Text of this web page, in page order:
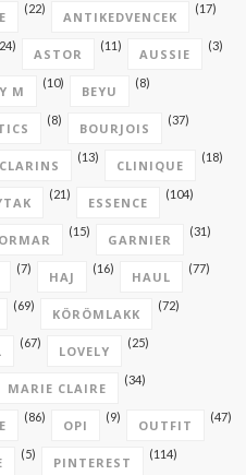
(22)
ANTIKEDVENCEK
(17)
ASTOR
(11)
AUSSIE
(3)
M
(10)
BEYU
(8)
(8)
BOURJOIS
(37)
CLARINS
(13)
CLINIQUE
(18)
(21)
ESSENCE
(104)
(15)
GARNIER
(31)
(7)
HAJ
(16)
HAUL
(77)
(69)
KÖRÖMLAKK
(72)
(67)
LOVELY
(25)
MARIE CLAIRE
(34)
(86)
OPI
(9)
OUTFIT
(47)
(5)
PINTEREST
(114)